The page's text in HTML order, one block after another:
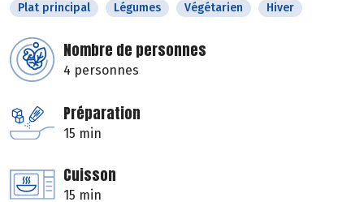
Plat principal Légumes Végétarien Hiver
Nombre de personnes
4 personnes
Préparation
15 min
Cuisson
15 min